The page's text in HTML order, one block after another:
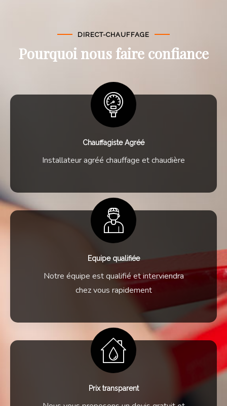
DIRECT-CHAUFFAGE
Pourquoi nous faire confiance
Chauffagiste Agréé
Installateur agréé chauffage et chaudière
Equipe qualifiée
Notre équipe est qualifié et interviendra
chez vous rapidement
Prix transparent